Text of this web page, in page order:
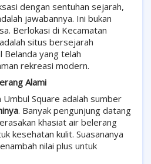
dengan sentuhan sejarah,
jawabannya. Ini bukan
Berlokasi di Kecamatan
situs bersejarah
Belanda yang telah
rekreasi modern.
Alami
Umbul Square adalah sumber
. Banyak pengunjung datang
khasiat air belerang
kesehatan kulit. Suasananya
nilai plus untuk